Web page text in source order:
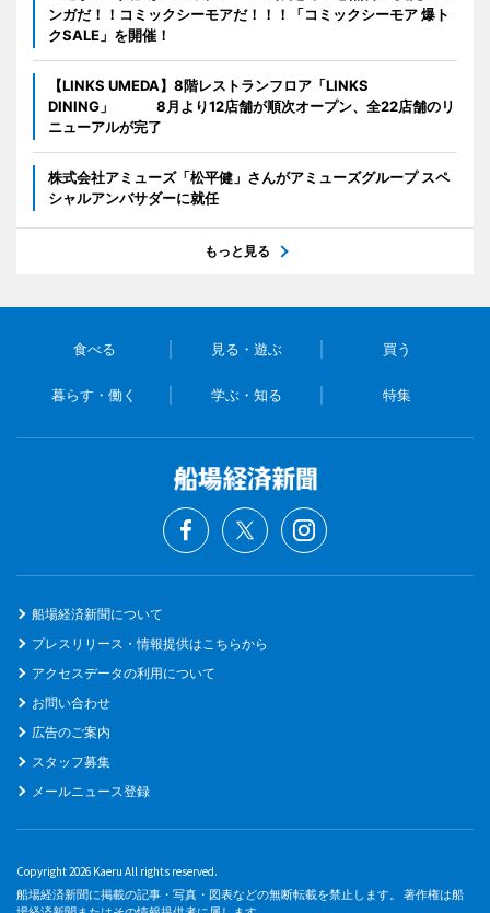
ンガだ！！コミックシーモアだ！！！「コミックシーモア 爆ト
クSALE」を開催！
【LINKS UMEDA】8階レストランフロア「LINKS
DINING」 8月より12店舗が順次オープン、全22店舗のリ
ニューアルが完了
株式会社アミューズ「松平健」さんがアミューズグループ スペ
シャルアンバサダーに就任
もっと見る
食べる 見る・遊ぶ 買う
暮らす・働く 学ぶ・知る 特集
船場経済新聞について
プレスリリース・情報提供はこちらから
アクセスデータの利用について
お問い合わせ
広告のご案内
スタッフ募集
メールニュース登録
Copyright 2026 Kaeru All rights reserved.
船場経済新聞に掲載の記事・写真・図表などの無断転載を禁止します。 著作権は船